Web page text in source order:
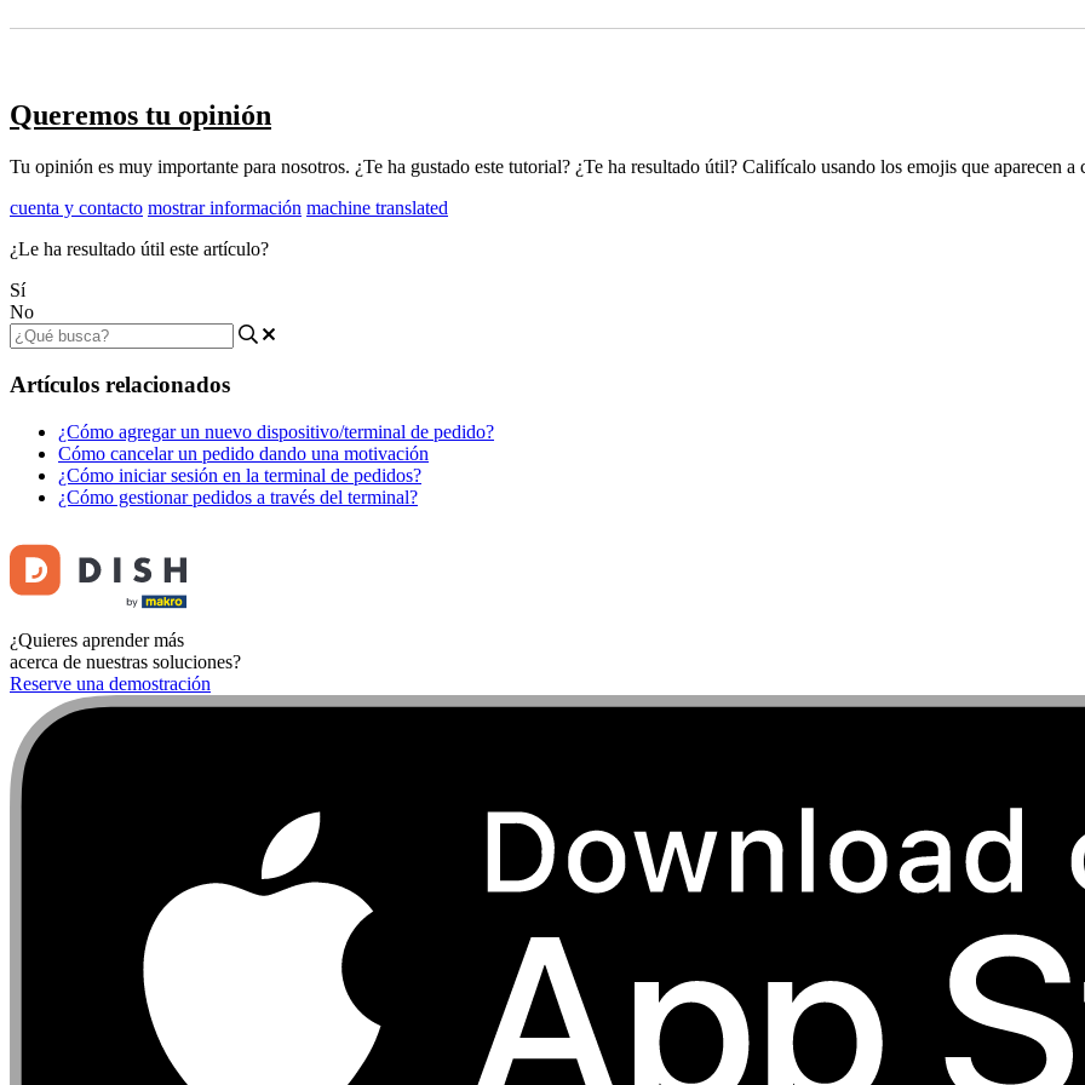
Queremos tu opinión
Tu opinión es muy importante para nosotros. ¿Te ha gustado este tutorial? ¿Te ha resultado útil? Califícalo usando los emojis que aparecen a
cuenta y contacto mostrar información machine translated
¿Le ha resultado útil este artículo?
Sí
No
Artículos relacionados
¿Cómo agregar un nuevo dispositivo/terminal de pedido?
Cómo cancelar un pedido dando una motivación
¿Cómo iniciar sesión en la terminal de pedidos?
¿Cómo gestionar pedidos a través del terminal?
¿Quieres aprender más
acerca de nuestras soluciones?
Reserve una demostración